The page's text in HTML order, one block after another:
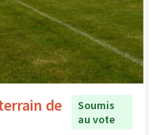
de
Soumis
au vote